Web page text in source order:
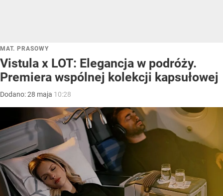
MAT. PRASOWY
Vistula x LOT: Elegancja w podróży.
Premiera wspólnej kolekcji kapsułowej
Dodano:28 maja 10:28